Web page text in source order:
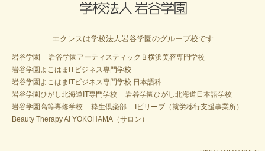
エクレスは学校法人岩谷学園のグループ校です
岩谷学園
岩谷学園アーティスティックＢ横浜美容専門学校
岩谷学園よこはまITビジネス専門学校
岩谷学園よこはまITビジネス専門学校 日本語科
岩谷学園ひがし北海道IT専門学校
岩谷学園ひがし北海道日本語学校
岩谷学園高等専修学校
粋生倶楽部
Iビリーブ（就労移行支援事業所）
Beauty Therapy Ai YOKOHAMA（サロン）